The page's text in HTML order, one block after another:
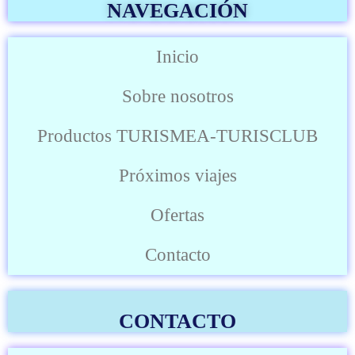
NAVEGACIÓN
Inicio
Sobre nosotros
Productos TURISMEA-TURISCLUB
Próximos viajes
Ofertas
Contacto
CONTACTO